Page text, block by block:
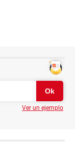
Ver un ejemplo